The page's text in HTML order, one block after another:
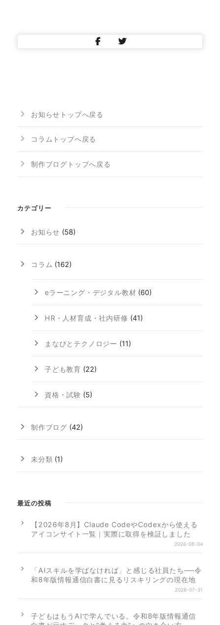
お知らせトップへ戻る
コラムトップへ戻る
制作ブログトップへ戻る
カテゴリー
お知らせ (58)
コラム (162)
eラーニング・デジタル教材 (60)
HR・人材育成・社内研修 (41)
まなびとテクノロジー (11)
子ども教育 (22)
資格・試験 (5)
制作ブログ (42)
未分類 (1)
最近の投稿
【2026年8月】Claude CodeやCodexから使える
アイコンサイト一覧｜実際に取得を検証しました
2026-08-04
「AIスキルを学ばなければ」と感じる社員たち──令
和8年版情報通信白書に見るリスキリングの現在地
2026-07-31
子どもはもうAIで学んでいる。令和8年版情報通信